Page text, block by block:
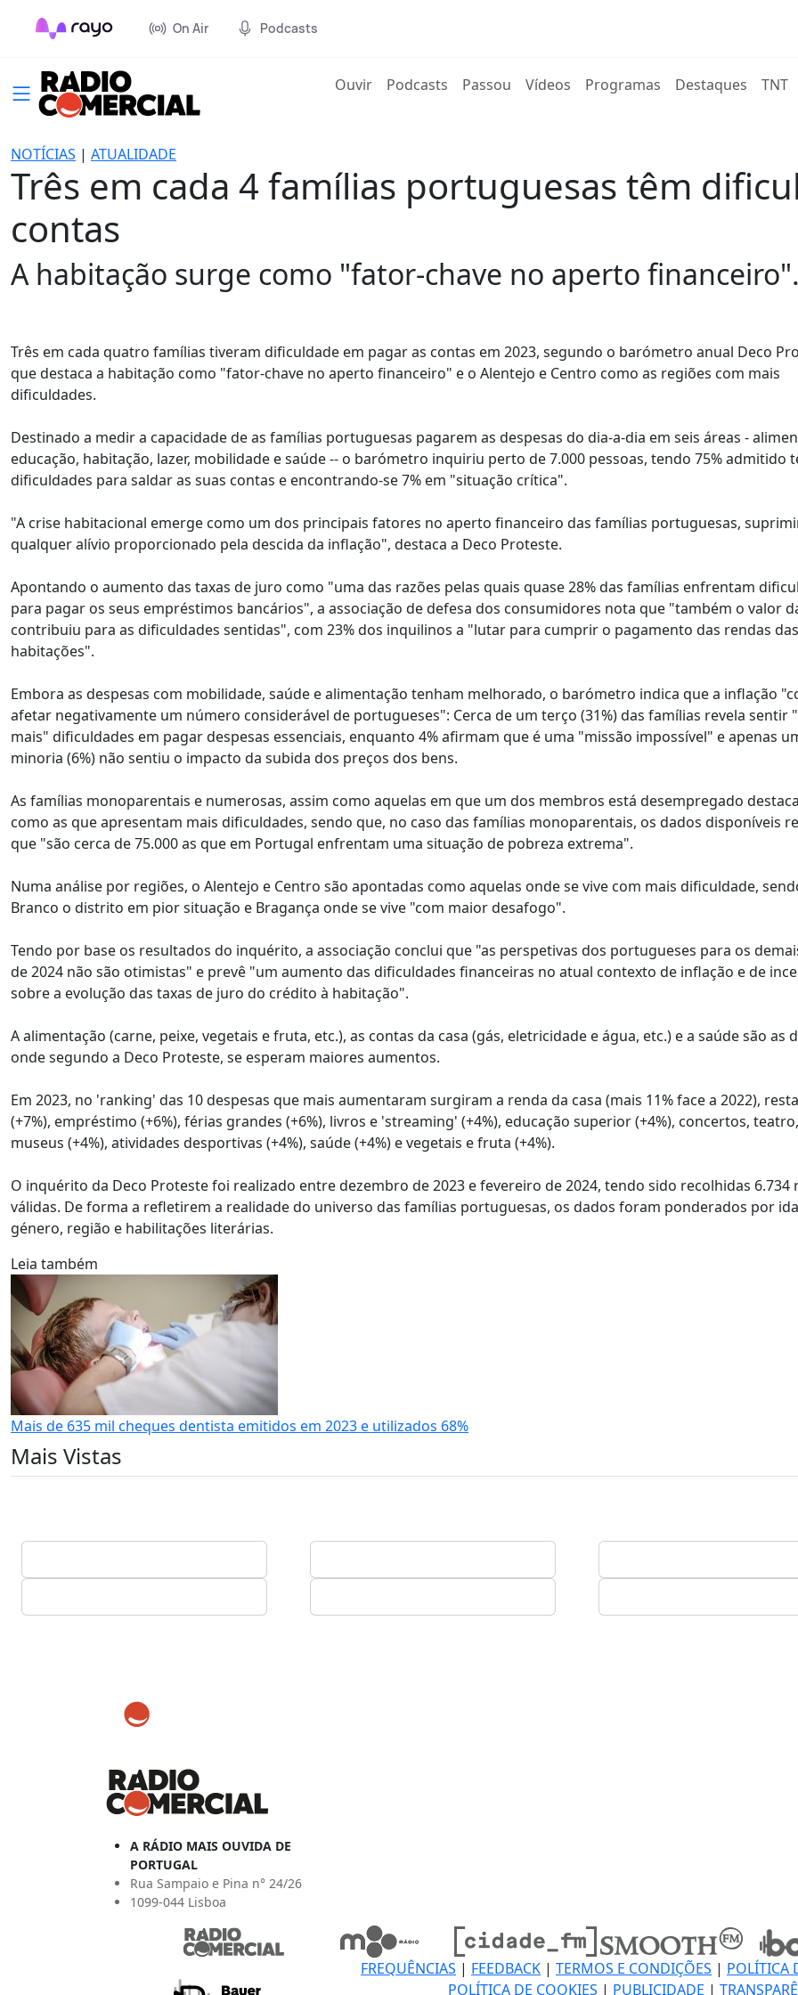
On Air Podcasts
Ouvir(current)
Podcasts Passou Vídeos Programas Destaques TNT
NOTÍCIAS | ATUALIDADE
Três em cada 4 famílias portuguesas têm
contas
A habitação surge como "fator-chave no aperto
Três em cada quatro famílias tiveram dificuldade em pagar as contas em 2023, segundo o barómetro anual Deco
que destaca a habitação como "fator-chave no aperto financeiro" e o Alentejo e Centro como as regiões com mais
dificuldades.
Destinado a medir a capacidade de as famílias portuguesas pagarem as despesas do dia-a-dia em seis áreas -
educação, habitação, lazer, mobilidade e saúde -- o barómetro inquiriu perto de 7.000 pessoas, tendo 75% admitido
dificuldades para saldar as suas contas e encontrando-se 7% em "situação crítica".
"A crise habitacional emerge como um dos principais fatores no aperto financeiro das famílias portuguesas,
qualquer alívio proporcionado pela descida da inflação", destaca a Deco Proteste.
Apontando o aumento das taxas de juro como "uma das razões pelas quais quase 28% das famílias enfrentam
para pagar os seus empréstimos bancários", a associação de defesa dos consumidores nota que "também o valor
contribuiu para as dificuldades sentidas", com 23% dos inquilinos a "lutar para cumprir o pagamento das rendas
habitações".
Embora as despesas com mobilidade, saúde e alimentação tenham melhorado, o barómetro indica que a inflação
afetar negativamente um número considerável de portugueses": Cerca de um terço (31%) das famílias revela sentir
mais" dificuldades em pagar despesas essenciais, enquanto 4% afirmam que é uma "missão impossível" e apenas
minoria (6%) não sentiu o impacto da subida dos preços dos bens.
As famílias monoparentais e numerosas, assim como aquelas em que um dos membros está desempregado
como as que apresentam mais dificuldades, sendo que, no caso das famílias monoparentais, os dados disponíveis
que "são cerca de 75.000 as que em Portugal enfrentam uma situação de pobreza extrema".
Numa análise por regiões, o Alentejo e Centro são apontadas como aquelas onde se vive com mais dificuldade,
Branco o distrito em pior situação e Bragança onde se vive "com maior desafogo".
Tendo por base os resultados do inquérito, a associação conclui que "as perspetivas dos portugueses para os
de 2024 não são otimistas" e prevê "um aumento das dificuldades financeiras no atual contexto de inflação e de
sobre a evolução das taxas de juro do crédito à habitação".
A alimentação (carne, peixe, vegetais e fruta, etc.), as contas da casa (gás, eletricidade e água, etc.) e a saúde são as
onde segundo a Deco Proteste, se esperam maiores aumentos.
Em 2023, no 'ranking' das 10 despesas que mais aumentaram surgiram a renda da casa (mais 11% face a 2022),
(+7%), empréstimo (+6%), férias grandes (+6%), livros e 'streaming' (+4%), educação superior (+4%), concertos,
museus (+4%), atividades desportivas (+4%), saúde (+4%) e vegetais e fruta (+4%).
O inquérito da Deco Proteste foi realizado entre dezembro de 2023 e fevereiro de 2024, tendo sido recolhidas 6.734
válidas. De forma a refletirem a realidade do universo das famílias portuguesas, os dados foram ponderados por
género, região e habilitações literárias.
Leia também
Mais de 635 mil cheques dentista emitidos em 2023 e utilizados 68%
Mais Vistas
A RÁDIO MAIS OUVIDA DE
PORTUGAL
Rua Sampaio e Pina n° 24/26
1099-044 Lisboa
FREQUÊNCIAS | FEEDBACK | TERMOS E CONDIÇÕES | POLÍTICA
POLÍTICA DE COOKIES | PUBLICIDADE |